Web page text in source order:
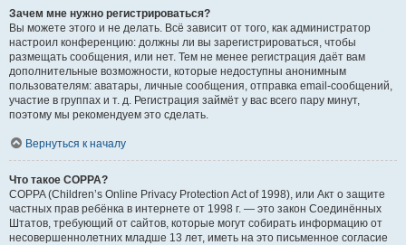
Зачем мне нужно регистрироваться?
Вы можете этого и не делать. Всё зависит от того, как администратор
настроил конференцию: должны ли вы зарегистрироваться, чтобы
размещать сообщения, или нет. Тем не менее регистрация даёт вам
дополнительные возможности, которые недоступны анонимным
пользователям: аватары, личные сообщения, отправка email-сообщений,
участие в группах и т. д. Регистрация займёт у вас всего пару минут,
поэтому мы рекомендуем это сделать.
Вернуться к началу
Что такое COPPA?
COPPA (Children’s Online Privacy Protection Act of 1998), или Акт о защите
частных прав ребёнка в интернете от 1998 г. — это закон Соединённых
Штатов, требующий от сайтов, которые могут собирать информацию от
несовершеннолетних младше 13 лет, иметь на это письменное согласие